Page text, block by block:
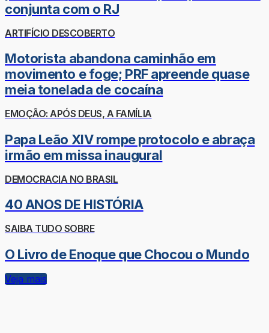
conjunta com o RJ
ARTIFÍCIO DESCOBERTO
Motorista abandona caminhão em
movimento e foge; PRF apreende quase
meia tonelada de cocaína
EMOÇÃO: APÓS DEUS, A FAMÍLIA
Papa Leão XIV rompe protocolo e abraça
irmão em missa inaugural
DEMOCRACIA NO BRASIL
40 ANOS DE HISTÓRIA
SAIBA TUDO SOBRE
O Livro de Enoque que Chocou o Mundo
Veja mais